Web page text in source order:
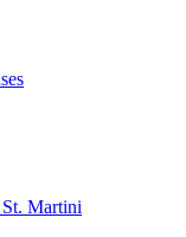
Martini